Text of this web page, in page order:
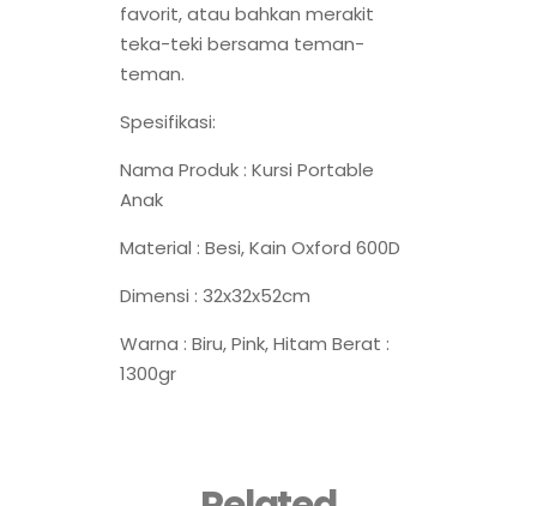
favorit, atau bahkan merakit
teka-teki bersama teman-
teman.
Spesifikasi:
Nama Produk : Kursi Portable
Anak
Material : Besi, Kain Oxford 600D
Dimensi : 32x32x52cm
Warna : Biru, Pink, Hitam Berat :
1300gr